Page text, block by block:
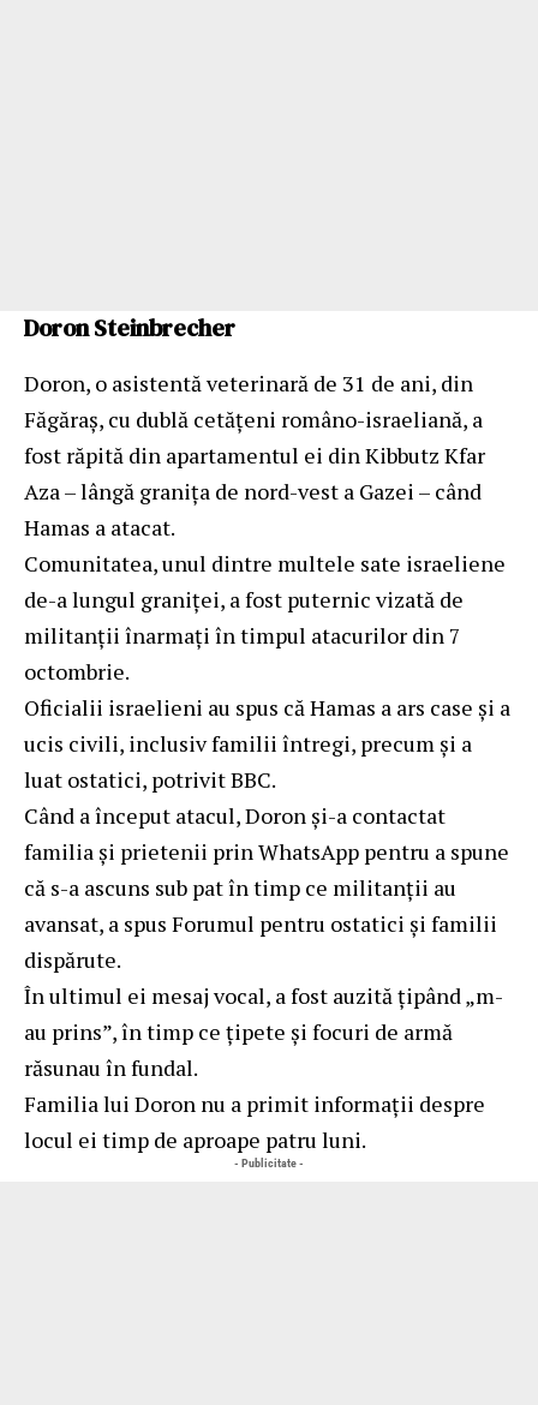
Doron Steinbrecher
Doron, o asistentă veterinară de 31 de ani, din
Făgăraș, cu dublă cetățeni româno-israeliană, a
fost răpită din apartamentul ei din Kibbutz Kfar
Aza – lângă granița de nord-vest a Gazei – când
Hamas a atacat.
Comunitatea, unul dintre multele sate israeliene
de-a lungul graniței, a fost puternic vizată de
militanții înarmați în timpul atacurilor din 7
octombrie.
Oficialii israelieni au spus că Hamas a ars case și a
ucis civili, inclusiv familii întregi, precum și a
luat ostatici, potrivitBBC.
Când a început atacul, Doron și-a contactat
familia și prietenii prin WhatsApp pentru a spune
că s-a ascuns sub pat în timp ce militanții au
avansat, a spus Forumul pentru ostatici și familii
dispărute.
În ultimul ei mesaj vocal, a fost auzită țipând „m-
au prins”, în timp ce țipete și focuri de armă
răsunau în fundal.
Familia lui Doron nu a primit informații despre
locul ei timp de aproape patru luni.
- Publicitate -